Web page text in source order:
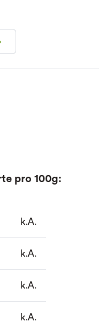
pro 100g:
k.A.
k.A.
k.A.
k.A.